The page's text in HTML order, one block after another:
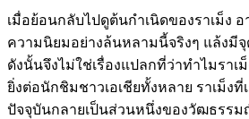
เมื่อย้อนกลับไปดูต้นกำเนิดของราเม็ง
ความนิยมอย่างล้นหลามนี้จริงๆ แล้งมีจุ
ดังนั้นจึงไม่ใช่เรื่องแปลกที่ว่าทำไมราเ
ยิ่งต่อนักชิมชาวเอเชียทั้งหลาย ราเม็งที่
ปัจจุบันกลายเป็นส่วนหนึ่งของวัฒธรรม